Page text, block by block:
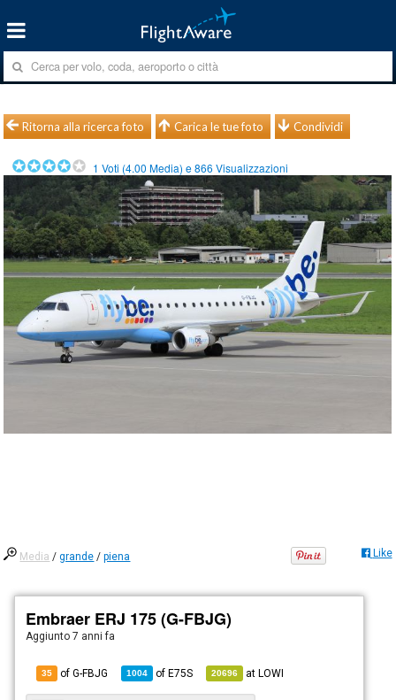
Ritorna alla ricerca foto Carica le tue foto Condividi
1 Voti (4.00 Media) e866 Visualizzazioni
Media /grande /piena Like
Embraer ERJ 175 (G-FBJG)
Aggiunto7 anni fa
35 of G-FBJG 1004 ofE75S 20696 atLOWI